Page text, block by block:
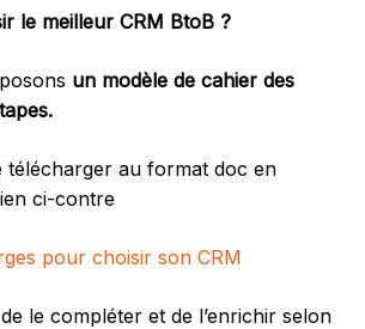
le meilleur CRM BtoB ?
un modèle de cahier des
télécharger au format doc en
ci-contre
pour choisir son CRM
le compléter et de l’enrichir selon